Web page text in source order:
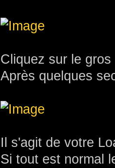
Cliquez sur le
Après quelques
Il s'agit de votre
Si tout est normal